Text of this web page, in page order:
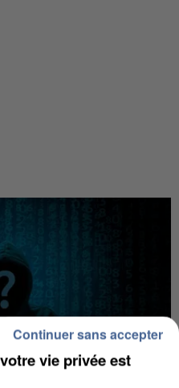
vie privée est
Continuer sans accepter